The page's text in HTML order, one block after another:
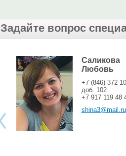
Задайте вопрос
Саликова
Любовь
+7 (846) 372
доб. 102
+7 917 119 48
shina3@mail.ru